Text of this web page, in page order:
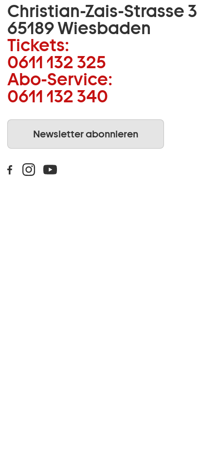
Christian-Zais-Strasse 3
65189 Wiesbaden
Tickets:
0611 132 325
Abo-Service:
0611 132 340
Newsletter abonnieren